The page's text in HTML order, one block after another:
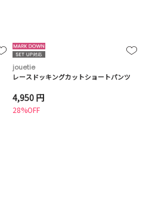
jouetie
レースドッキングカットショートパンツ
4,950 円
28%OFF